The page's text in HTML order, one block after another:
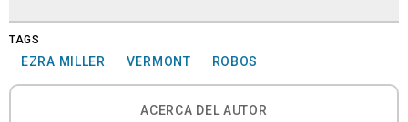
TAGS
EZRA MILLER VERMONT ROBOS
ACERCA DEL AUTOR